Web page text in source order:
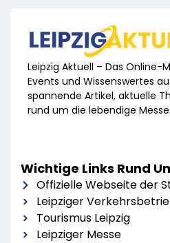
Leipzig Aktuell – Das Online-
Events und Wissenswertes
spannende Artikel, aktuelle
rund um die lebendige
Wichtige Links Rund
Offizielle Webseite der
Leipziger
Tourismus Leipzig
Leipziger Messe